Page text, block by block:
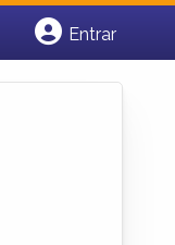
Entrar